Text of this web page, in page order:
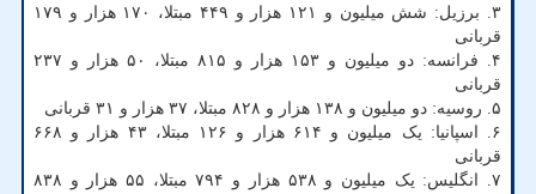
۳. برزیل: شش میلیون و ۱۲۱ هزار و ۴۴۹ مبتلا، ۱۷۰ هزار و ۱۷۹
قربانی
۴. فرانسه: دو میلیون و ۱۵۳ هزار و ۸۱۵ مبتلا، ۵۰ هزار و ۲۳۷
قربانی
۵. روسیه: دو میلیون و ۱۳۸ هزار و ۸۲۸ مبتلا، ۳۷ هزار و ۳۱ قربانی
۶. اسپانیا: یک میلیون و ۶۱۴ هزار و ۱۲۶ مبتلا، ۴۳ هزار و ۶۶۸
قربانی
۷. انگلیس: یک میلیون و ۵۳۸ هزار و ۷۹۴ مبتلا، ۵۵ هزار و ۸۳۸